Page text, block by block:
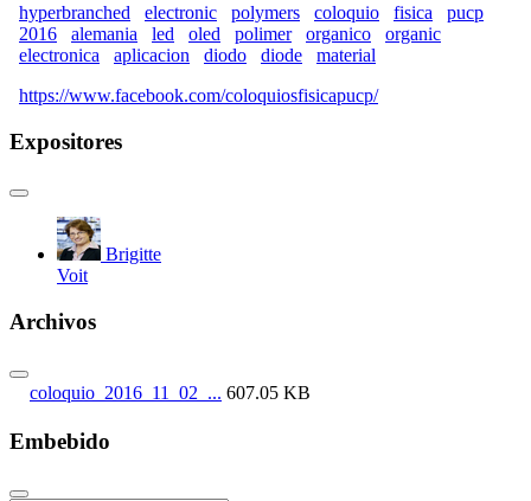
hyperbranched electronic polymers coloquio fisica
pucp
2016
alemania led oled polimer organico
organic
electronica
aplicacion diodo diode
material
https://www.facebook.com/coloquiosfisicapucp/
Expositores
Brigitte
Voit
Archivos
coloquio_2016_11_02_... 607.05 KB
Embebido